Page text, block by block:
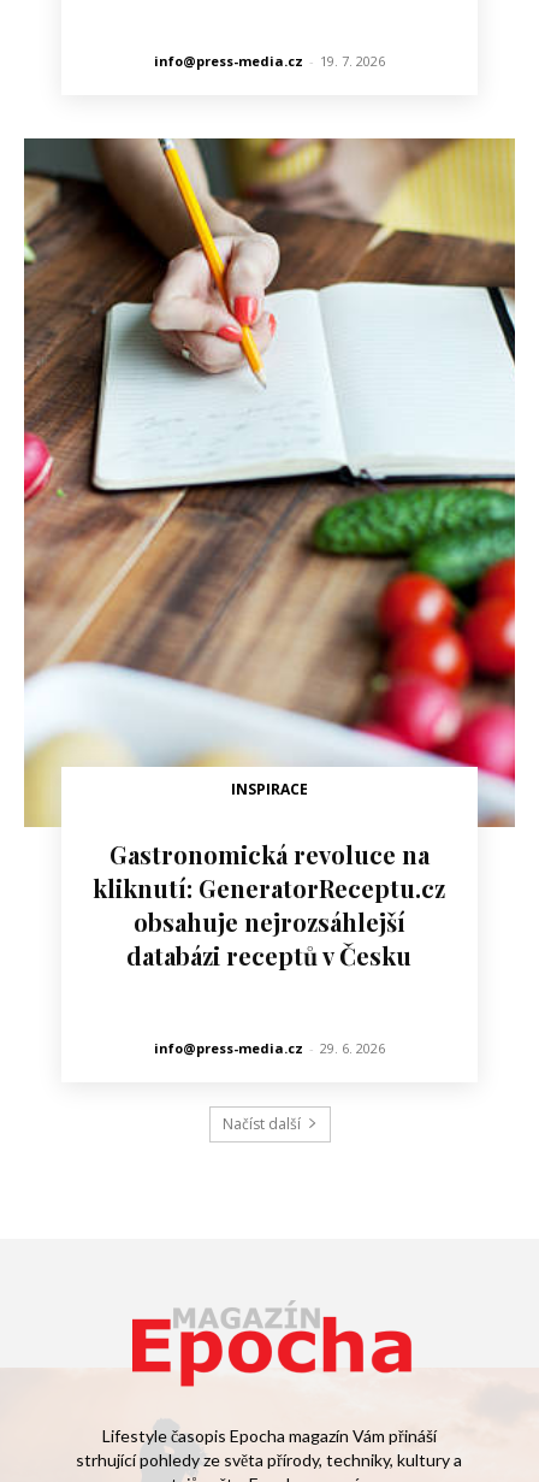
info@press-media.cz - 19. 7. 2026
INSPIRACE
Gastronomická revoluce na
kliknutí: GeneratorReceptu.cz
obsahuje nejrozsáhlejší
databázi receptů v Česku
info@press-media.cz - 29. 6. 2026
Načíst další
Lifestyle časopis Epocha magazín Vám přináší
strhující pohledy ze světa přírody, techniky, kultury a